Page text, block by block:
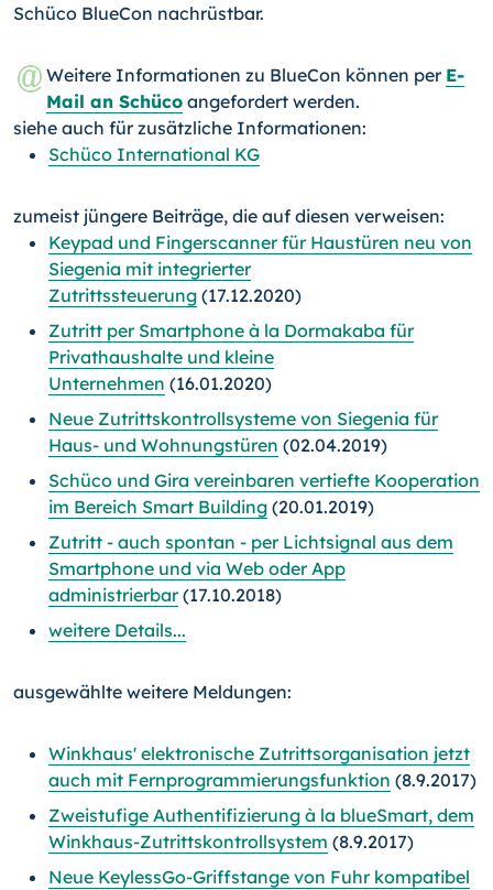
Schüco BlueCon nachrüstbar.
Weitere Informationen zu BlueCon können per E-
Mail an Schüco angefordert werden.
siehe auch für zusätzliche Informationen:
Schüco International KG
zumeist jüngere Beiträge, die auf diesen verweisen:
Keypad und Fingerscanner für Haustüren neu von
Siegenia mit integrierter
Zutrittssteuerung (17.12.2020)
Zutritt per Smartphone à la Dormakaba für
Privathaushalte und kleine
Unternehmen (16.01.2020)
Neue Zutrittskontrollsysteme von Siegenia für
Haus- und Wohnungstüren (02.04.2019)
Schüco und Gira vereinbaren vertiefte Kooperation
im Bereich Smart Building (20.01.2019)
Zutritt - auch spontan - per Lichtsignal aus dem
Smartphone und via Web oder App
administrierbar(17.10.2018)
weitere Details...
ausgewählte weitere Meldungen:
Winkhaus' elektronische Zutrittsorganisation jetzt
auch mit Fernprogrammierungsfunktion (8.9.2017)
Zweistufige Authentifizierung à la blueSmart, dem
Winkhaus-Zutrittskontrollsystem (8.9.2017)
Neue KeylessGo-Griffstange von Fuhr kompatibel